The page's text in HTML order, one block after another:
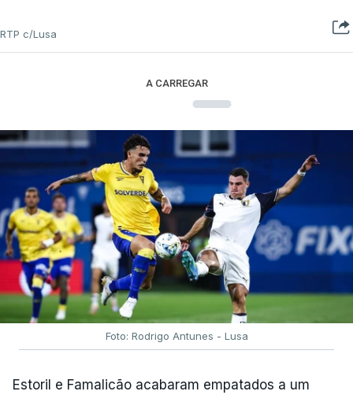
RTP c/Lusa
A CARREGAR
Foto: Rodrigo Antunes - Lusa
Estoril e Famalicão acabaram empatados a um